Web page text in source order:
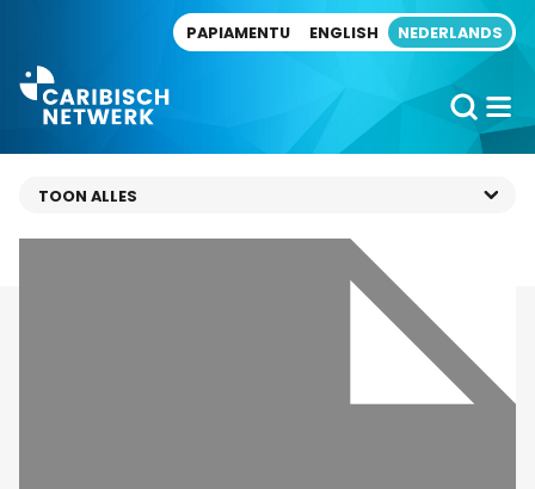
PAPIAMENTU ENGLISH NEDERLANDS